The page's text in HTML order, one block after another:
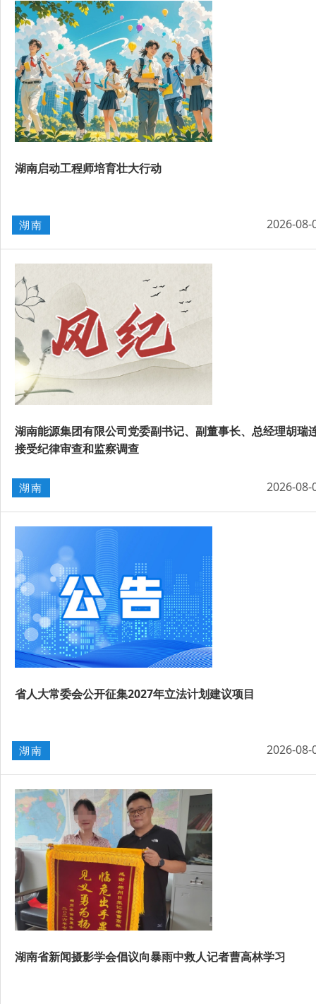
湖南启动工程师培育壮大行动
湖南 2026-08-
湖南能源集团有限公司党委副书记、副董事长、总经理胡瑞
接受纪律审查和监察调查
湖南 2026-08-
省人大常委会公开征集2027年立法计划建议项目
湖南 2026-08-
湖南省新闻摄影学会倡议向暴雨中救人记者曹高林学习